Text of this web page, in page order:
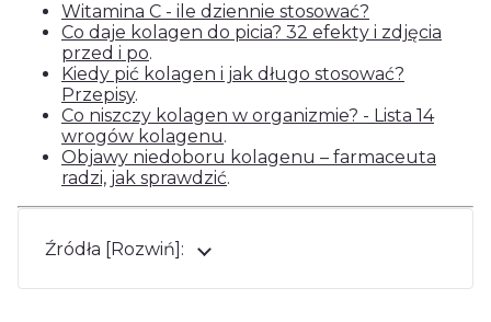
Witamina C - ile dziennie stosować?
Co daje kolagen do picia? 32 efekty i zdjęcia
przed i po.
Kiedy pić kolagen i jak długo stosować?
Przepisy.
Co niszczy kolagen w organizmie? - Lista 14
wrogów kolagenu.
Objawy niedoboru kolagenu – farmaceuta
radzi, jak sprawdzić.
Źródła [Rozwiń]: